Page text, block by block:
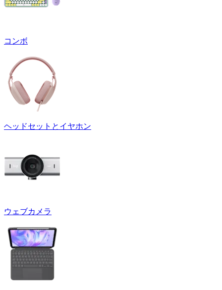
コンボ
ヘッドセットとイヤホン
ウェブカメラ